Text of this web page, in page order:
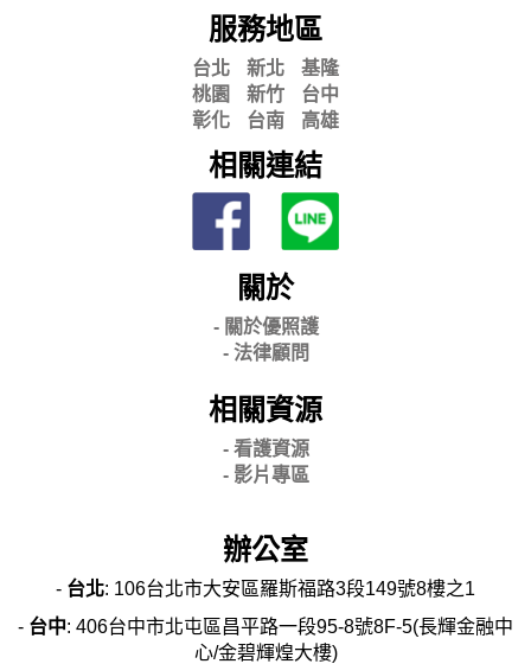
服務地區
台北 新北
基隆
桃園
新竹
台中
彰化
台南 高雄
相關連結
關於
- 關於優照護
- 法律顧問
相關資源
- 看護資源
- 影片專區
辦公室
- 台北: 106台北市大安區羅斯福路3段149號8樓之1
- 台中: 406台中市北屯區昌平路一段95-8號8F-5(長輝金融中
心/金碧輝煌大樓)